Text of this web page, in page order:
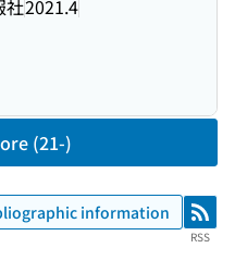
社2021.4
(21-)
information RSS
RSS